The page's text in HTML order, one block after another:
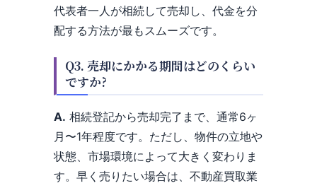
代表者一人が相続して売却し、代金を分
配する方法が最もスムーズです。
Q3. 売却にかかる期間はどのくらい
ですか?
A. 相続登記から売却完了まで、通常6ヶ
月〜1年程度です。ただし、物件の立地や
状態、市場環境によって大きく変わりま
す。早く売りたい場合は、不動産買取業